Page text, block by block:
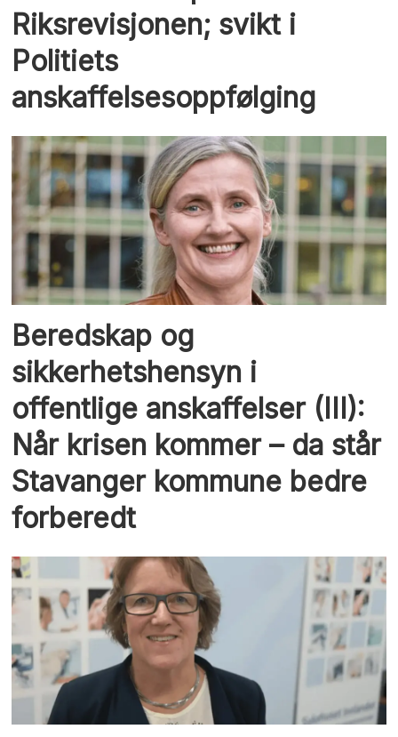
Riksrevisjonen; svikt i
Politiets
anskaffelsesoppfølging
Beredskap og
sikkerhetshensyn i
offentlige anskaffelser (III):
Når krisen kommer – da står
Stavanger kommune bedre
forberedt